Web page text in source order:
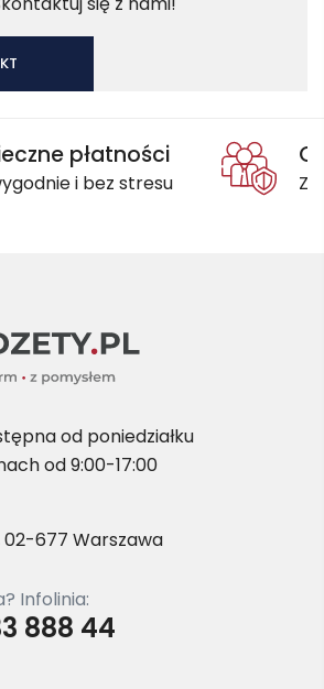
płatności
i bez stresu
od poniedziałku
od 9:00-17:00
02-677 Warszawa
Infolinia:
888 44